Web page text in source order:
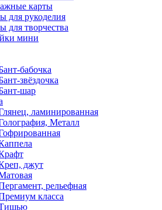
карты
для рукоделия
для творчества
мини
бабочка
звёздочка
шар
ламинированная
Металл
джут
рельефная
класса